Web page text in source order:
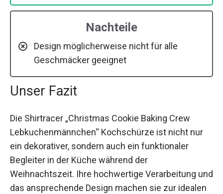
Nachteile
Design möglicherweise nicht für alle
Geschmäcker geeignet
Unser Fazit
Die Shirtracer „Christmas Cookie Baking Crew
Lebkuchenmännchen“ Kochschürze ist nicht nur
ein dekorativer, sondern auch ein funktionaler
Begleiter in der Küche während der
Weihnachtszeit. Ihre hochwertige Verarbeitung und
das ansprechende Design machen sie zur idealen